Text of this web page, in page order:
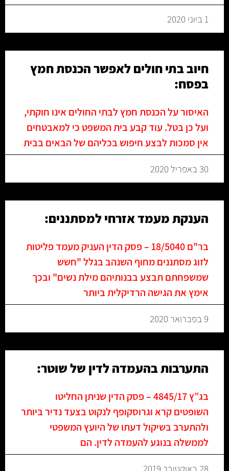
1 ביוני 2020
חיוב בתי חולים לאפשר הכנסת חמץ
בפסח:
האיסור על הכנסת חמץ לבתי החולים אינו חוקתי,
ועל כן בטל. עוד קבע בית המשפט כי למאבטחים
אין סמכות לבצע חיפוש בכליהם של הבאים בבית
30 באפריל 2020
הענקת מעמד אזרחי למסתננים:
בר"ם 18/5040 – פסק הדין העניק מעמד פליטות
לזוג מסתננים מחוף השנהב בגלל "חשש
שמשפחתם תבצע בבנותיהם מילת נשים" ובכך
אימץ את הגישה הרדיקלית ביותר
9 בפברואר 2020
התערבות בהעמדה לדין של שוטר:
בג”ץ 4845/17 – פסק הדין שניתן החליטו
השופטים קרא וגרוסקופף לנקוט בצעד נדיר ביותר
ולהתערב בשיקול דעתו של היועץ המשפטי
לממשלה בנוגע להעמדה לדין. הם
28 באוקטובר 2019